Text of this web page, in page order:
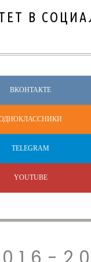
В
ВКОНТАКТЕ
TELEGRAM
YOUTUBE